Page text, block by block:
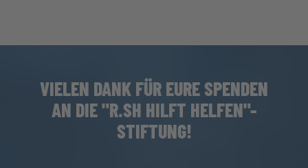
VIELEN DANK FÜR EURE SPENDEN
AN DIE "R.SH HILFT HELFEN"-
STIFTUNG!